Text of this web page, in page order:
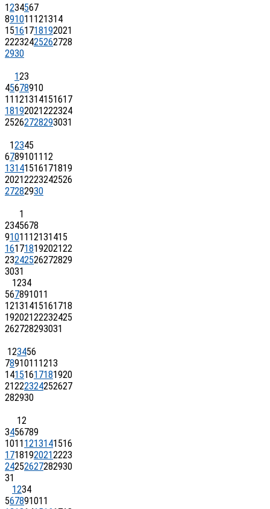
1234567
891011121314
15161718192021
22232425262728
2930
123
45678910
11121314151617
18192021222324
25262728293031
12345
6789101112
13141516171819
20212223242526
27282930
1
2345678
9101112131415
16171819202122
23242526272829
3031
1234
567891011
12131415161718
19202122232425
262728293031
123456
78910111213
14151617181920
21222324252627
282930
12
3456789
10111213141516
17181920212223
24252627282930
31
1234
567891011